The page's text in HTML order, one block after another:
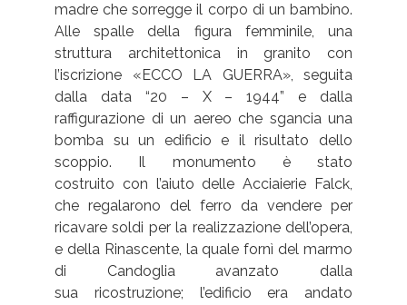
madre che sorregge il corpo di un bambino.
Alle spalle della figura femminile, una
struttura architettonica in granito con
l’iscrizione «ECCO LA GUERRA», seguita
dalla data “20 – X – 1944” e dalla
raffigurazione di un aereo che sgancia una
bomba su un edificio e il risultato dello
scoppio. Il monumento è stato
costruito con l’aiuto delle Acciaierie Falck,
che regalarono del ferro da vendere per
ricavare soldi per la realizzazione dell’opera,
e della Rinascente, la quale fornì del marmo
di Candoglia avanzato dalla
sua ricostruzione; l’edificio era andato